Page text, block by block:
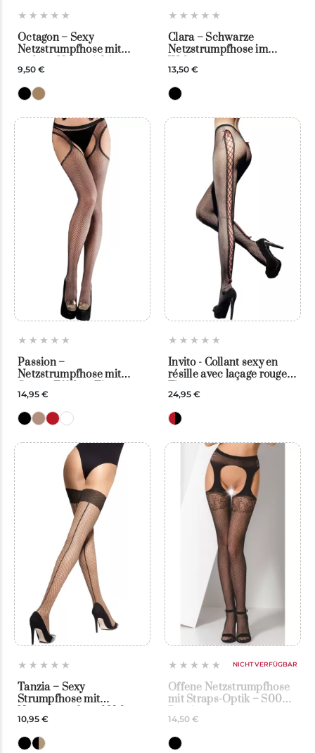
Octagon – Sexy
Netzstrumpfhose mit
9,50 €
Clara – Schwarze
Netzstrumpfhose im
Veneziana
13,50 €
Passion –
Netzstrumpfhose mit
14,95 €
Invito - Collant sexy en
résille avec laçage rouge -
24,95 €
Tanzia – Sexy
Strumpfhose mit
Effekt – Adrian
10,95 €
NICHT VERFÜGBAR
Offene Netzstrumpfhose
mit Straps-Optik – S005
14,50 €